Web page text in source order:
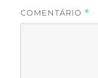
COMENTÁRIO *